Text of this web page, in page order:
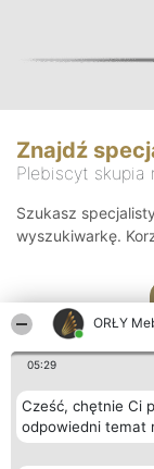
ORŁY
05:29
Cześć, chętnie Ci
odpowiedni temat
Znajdź
Plebiscyt skupia
Szukasz
wyszukiwarkę.
Organizator